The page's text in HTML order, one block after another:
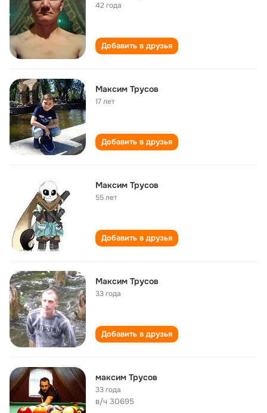
42 года
Добавить в друзья
Максим Трусов
17 лет
Добавить в друзья
Максим Трусов
55 лет
Добавить в друзья
Максим Трусов
33 года
Добавить в друзья
максим Трусов
33 года
в/ч 30695